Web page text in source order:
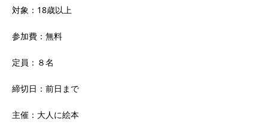
対象：18歳以上
参加費：無料
定員：８名
締切日：前日まで
主催：大人に絵本